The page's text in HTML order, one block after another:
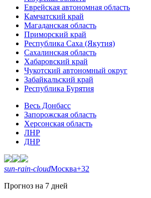
Еврейская автономная область
Камчатский край
Магаданская область
Приморский край
Республика Саха (Якутия)
Сахалинская область
Хабаровский край
Чукотский автономный округ
Забайкальский край
Республика Бурятия
Весь Донбасс
Запорожская область
Херсонская область
ЛНР
ДНР
sun-rain-cloudМосква+32
Прогноз на 7 дней